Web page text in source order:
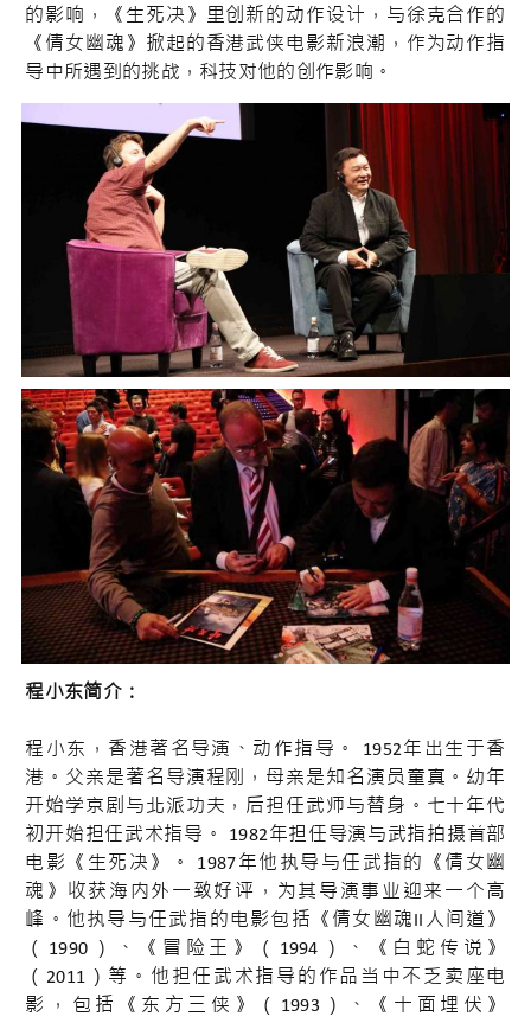
的影响，《生死决》里创新的动作设计，与徐克合作的
《倩女幽魂》掀起的香港武侠电影新浪潮，作为动作指
导中所遇到的挑战，科技对他的创作影响。
程小东简介：
程小东，香港著名导演、动作指导。 1952年出生于香
港。父亲是著名导演程刚，母亲是知名演员童真。幼年
开始学京剧与北派功夫，后担任武师与替身。七十年代
初开始担任武术指导。 1982年担任导演与武指拍摄首部
电影《生死决》。 1987年他执导与任武指的《倩女幽
魂》收获海内外一致好评，为其导演事业迎来一个高
峰。他执导与任武指的电影包括《倩女幽魂II人间道》
（1990）、《冒险王》（1994）、《白蛇传说》
（2011）等。他担任武术指导的作品当中不乏卖座电
影，包括《东方三侠》（1993）、《十面埋伏》